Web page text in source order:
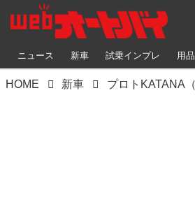
ニュース 新車 試乗インプレ 用品
HOME 新車